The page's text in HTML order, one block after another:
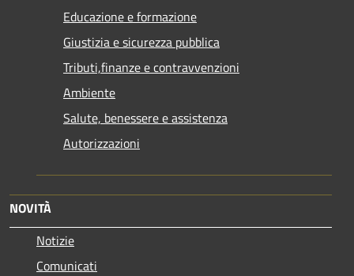
Educazione e formazione
Giustizia e sicurezza pubblica
Tributi,finanze e contravvenzioni
Ambiente
Salute, benessere e assistenza
Autorizzazioni
NOVITÀ
Notizie
Comunicati